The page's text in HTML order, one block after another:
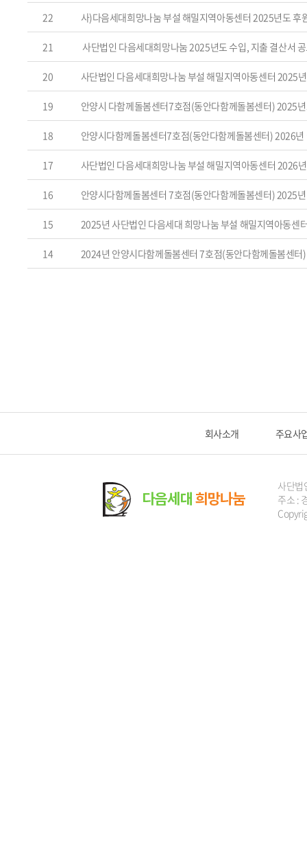
22 사)다음세대희망나눔 부설 해밀지역아동센터 2025년도 후
21 사단법인 다음세대희망나눔 2025년도 수입, 지출 결산서
20 사단법인 다음세대희망나눔 부설 해밀지역아동센터 2025
19 안양시 다함께돌봄센터7호점(동안다함께돌봄센터) 2025
18 안양시다함께돌봄센터7호점(동안다함께돌봄센터) 2026년
17 사단법인 다음세대희망나눔 부설 해밀지역아동센터 2026
16 안양시다함께돌봄센터 7호점(동안다함께돌봄센터) 2025
15 2025년 사단법인 다음세대 희망나눔 부설 해밀지역아동센
14 2024년 안양시다함께돌봄센터 7호점(동안다함께돌봄센터
회사소개 주요사
사단법
주소 :